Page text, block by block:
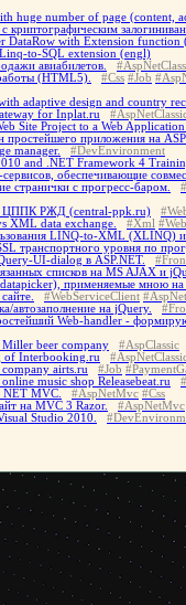
huge number of page (content,
криптографическим
DataRow with Extension function
to-SQL extension (engl)
авиабилетов.
(HTML5). #Css #Job
adaptive design and country
for Inplat.ru
Site Project to a Web
приложения на
manager.
#DevEnvironment
and .NET Framework 4
обеспечивающие
странички с прогресс-баром.
ЦППК РЖД (central-ppk.ru)
XML data exchange. #Xml
LINQ-to-XML (XLINQ)
транспортного уровня по
UI-dialog в ASP.NET.
списков на MS AJAX и
применяемые мною
#WebServiceClient
автозаполнение на jQuery.
Web-handler -
beer company
#AspClassic
of Interbooking.ru
airts.ru #Job
music shop Releasebeat.ru
NET MVC. #AspNetMvc #Css
на MVC 3 Razor.
#AspNetMvc
Studio 2010.